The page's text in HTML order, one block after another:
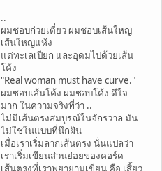
..
ผมชอบก๋วยเตี๋ยว ผมชอบเส้นใหญ่
เส้นใหญ่แห้ง
แต่ทะเลเปียก และอุดมไปด้วยเส้น
โค้ง
"Real woman must have curve."
ผมชอบเส้นโค้ง ผมชอบโค้ง ดีใจ
มาก ในความจริงที่ว่า ..
ไม่มีเส้นตรงสมบูรณ์ในจักรวาล มัน
ไม่ใช่ในแบบที่นึกฝัน
เมื่อเราเริ่มลากเส้นตรง นั่นแปลว่า
เราเริ่มเขียนส่วนย่อยของคอร์ด
เส้นตรงที่เราพยายามเขียน คือ เสี้ยว